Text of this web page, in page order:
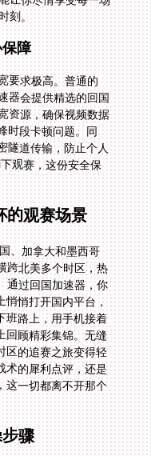
刻。
障
要求极高。普通的
会提供精选的回国
源，确保视频数据
时段卡顿问题。同
道传输，防止个人
观赛，这份安全保
的观赛场景
、加拿大和墨西哥
北美多个时区，热
过回国加速器，你
悄打开国内平台，
路上，用手机接着
顾精彩集锦。无缝
的追赛之旅变得轻
的犀利点评，还是
一切都离不开那个
骤